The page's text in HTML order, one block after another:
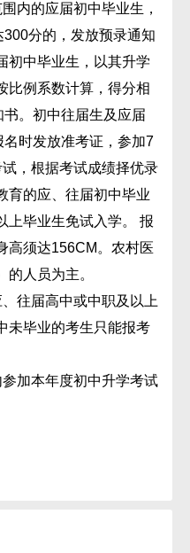
内的应届初中毕业生，
分的，发放预录通知
初中毕业生，以其升学
比例系数计算，得分相
。初中往届生及应届
时发放准考证，参加7
，根据考试成绩择优录
育的应、往届初中毕业
上毕业生免试入学。 报
高须达156CM。农村医
人员为主。
往届高中或中职及以上
未毕业的考生只能报考
加本年度初中升学考试